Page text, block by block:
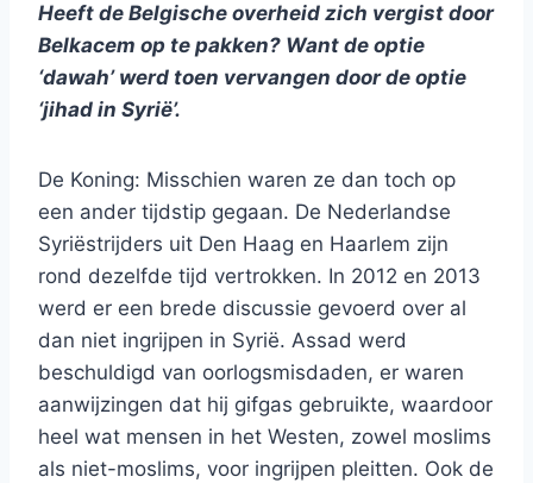
Heeft de Belgische overheid zich vergist door
Belkacem op te pakken? Want de optie
‘dawah’ werd toen vervangen door de optie
‘jihad in Syrië’.
De Koning: Misschien waren ze dan toch op
een ander tijdstip gegaan. De Nederlandse
Syriëstrijders uit Den Haag en Haarlem zijn
rond dezelfde tijd vertrokken. In 2012 en 2013
werd er een brede discussie gevoerd over al
dan niet ingrijpen in Syrië. Assad werd
beschuldigd van oorlogsmisdaden, er waren
aanwijzingen dat hij gifgas gebruikte, waardoor
heel wat mensen in het Westen, zowel moslims
als niet-moslims, voor ingrijpen pleitten. Ook de